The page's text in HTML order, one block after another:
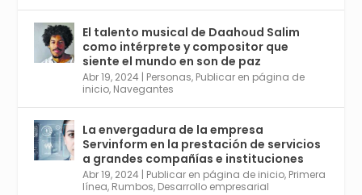
Avata
Sevilla World @worldsevilla ·
30 Abr 2024
Aprovéchalo si vives en Sevilla capital o
provincia. Curso gratuito en Internet de las
Cosas, Inteligencia Artificial y Smart Cities
plazo acaba el 2 de mayo. Dota de gran
empleabilidad. Ver y enlace a inscripción:
https://tinyurl.com/yu5xhwjr
El talento musical de Daahoud Salim
como intérprete y compositor que
siente el mundo en son de paz
Abr 19, 2024 | Personas, Publicar en página de
inicio, Navegantes
La envergadura de la empresa
Servinform en la prestación de servicios
a grandes compañías e instituciones
Abr 19, 2024 | Publicar en página de inicio, Primera
línea, Rumbos, Desarrollo empresarial